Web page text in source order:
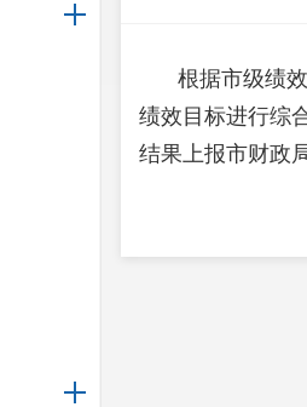
根据市级绩
绩效目标进行综
结果上报市财政